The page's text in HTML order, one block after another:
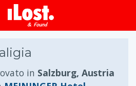
principale
in Salzburg, Austria